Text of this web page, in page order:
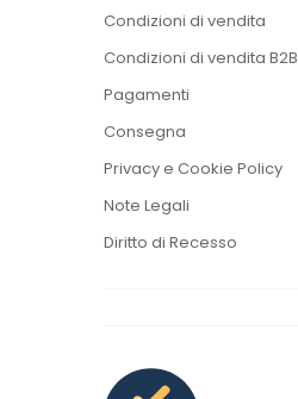
Condizioni di vendita
Condizioni di vendita B2B
Pagamenti
Consegna
Privacy e Cookie Policy
Note Legali
Diritto di Recesso